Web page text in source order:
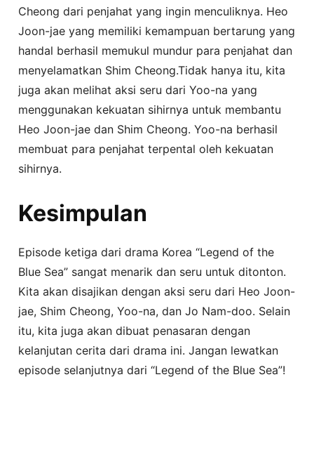
Cheong dari penjahat yang ingin menculiknya. Heo
Joon-jae yang memiliki kemampuan bertarung yang
handal berhasil memukul mundur para penjahat dan
menyelamatkan Shim Cheong.Tidak hanya itu, kita
juga akan melihat aksi seru dari Yoo-na yang
menggunakan kekuatan sihirnya untuk membantu
Heo Joon-jae dan Shim Cheong. Yoo-na berhasil
membuat para penjahat terpental oleh kekuatan
sihirnya.
Kesimpulan
Episode ketiga dari drama Korea “Legend of the
Blue Sea” sangat menarik dan seru untuk ditonton.
Kita akan disajikan dengan aksi seru dari Heo Joon-
jae, Shim Cheong, Yoo-na, dan Jo Nam-doo. Selain
itu, kita juga akan dibuat penasaran dengan
kelanjutan cerita dari drama ini. Jangan lewatkan
episode selanjutnya dari “Legend of the Blue Sea”!